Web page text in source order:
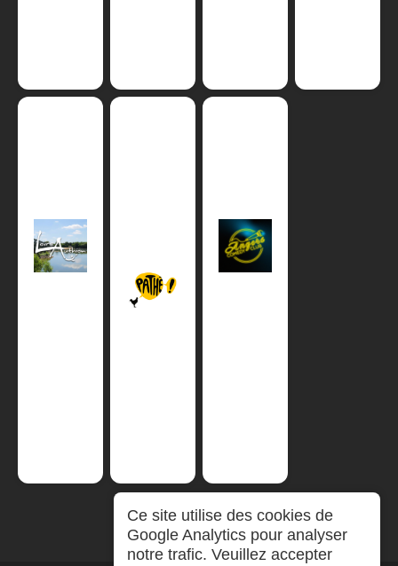
Ce site utilise des cookies de
Google Analytics pour analyser
notre trafic. Veuillez accepter